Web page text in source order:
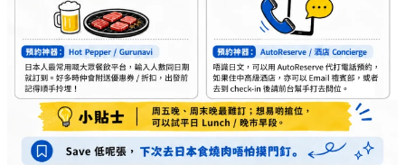
💡 搶位小貼士：周五晚及周末晚上最難訂！想輕
易搶到位，可以嘗試平日 Lunch 或者晚市早段
（如 17:00），成功率會大大提升！